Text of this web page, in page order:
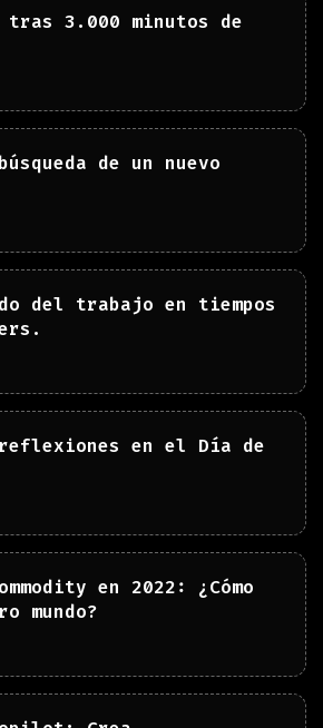
tras 3.000 minutos de
de un nuevo
del trabajo en tiempos
en el Día de
en 2022: ¿Cómo
mundo?